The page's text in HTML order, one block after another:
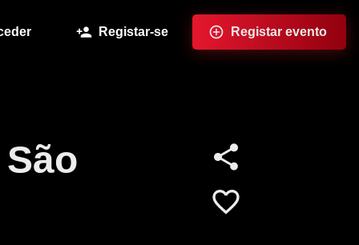
Registar-se Registar evento